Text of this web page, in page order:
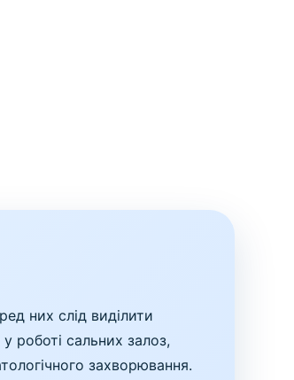
них слід виділити
роботі сальних залоз,
захворювання.